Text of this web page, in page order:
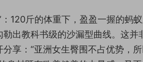
120斤的体重下，盈盈一握的蚂
出教科书级的沙漏型曲线。这
享：“亚洲女生臀围不占优势，